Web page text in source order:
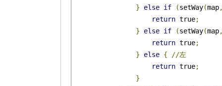
}
else if (setWay(map
return true;
}
else if (setWay(map
return true;
}
else {
//左
return true;
}